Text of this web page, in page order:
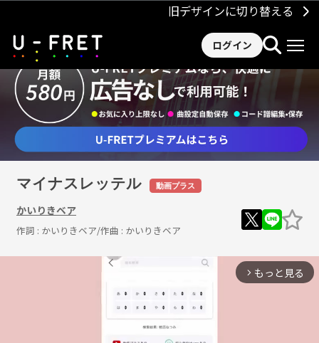
旧デザインに切り替える
ログイン
マイナスレッテル 動画プラス
かいりきベア
作詞 : かいりきベア/作曲 : かいりきベア
arrow_forward_ios もっと見る